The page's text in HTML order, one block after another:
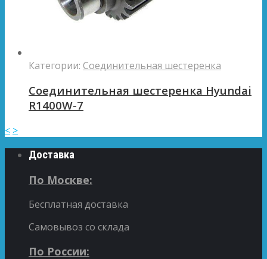
Категории: Соединительная шестеренка
Соединительная шестеренка Hyundai
R1400W-7
< >
Доставка
По Москве:
Бесплатная доставка
Самовывоз со склада
По России: